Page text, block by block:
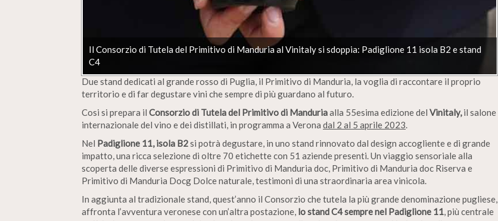
Il Consorzio di Tutela del Primitivo di Manduria al Vinitaly si sdoppia: Padiglione 11 isola B2 e stand
C4
Due stand dedicati al grande rosso di Puglia, il Primitivo di Manduria, la voglia di raccontare il proprio
territorio e di far degustare vini che sempre di più guardano al futuro.
Cosi si prepara il Consorzio di Tutela del Primitivo di Manduriaalla 55esima edizione del Vinitaly,il salone
internazionale del vino e dei distillati, in programma a Verona dal 2 al 5 aprile 2023.
Nel Padiglione 11, isola B2si potrà degustare, in uno stand rinnovato dal design accogliente e di grande
impatto, una ricca selezione di oltre 70 etichette con 51 aziende presenti. Un viaggio sensoriale alla
scoperta delle diverse espressioni di Primitivo di Manduria doc, Primitivo di Manduria doc Riserva e
Primitivo di Manduria Docg Dolce naturale, testimoni di una straordinaria area vinicola.
In aggiunta al tradizionale stand, quest’anno il Consorzio che tutela la più grande denominazione pugliese,
affronta l’avventura veronese con un’altra postazione, lo stand C4 sempre nel Padiglione 11, più centrale